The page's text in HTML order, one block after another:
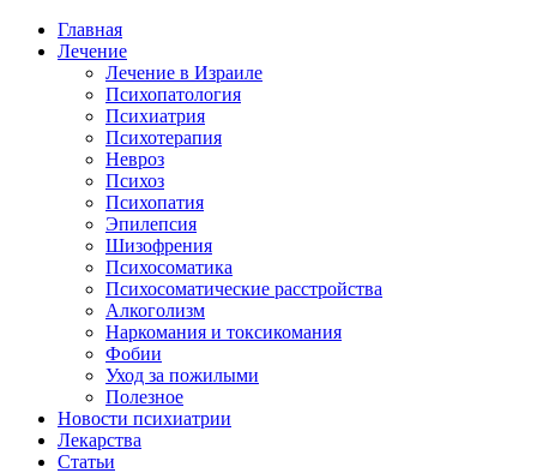
Главная
Лечение
Лечение в Израиле
Психопатология
Психиатрия
Психотерапия
Невроз
Психоз
Психопатия
Эпилепсия
Шизофрения
Психосоматика
Психосоматические расстройства
Алкоголизм
Наркомания и токсикомания
Фобии
Уход за пожилыми
Полезное
Новости психиатрии
Лекарства
Статьи